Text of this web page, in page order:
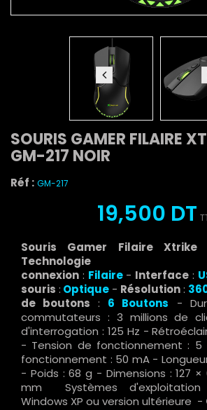
SOURIS GAMER FILAIRE
GM-217 NOIR
Réf : GM-217
19,500 DT
Souris Gamer Filaire Xtrike
connexion : Filaire - Interface :
souris : Optique - Résolution:
de boutons : 6 Boutons
-
commutateurs : 3 millions de
d'interrogation : 125 Hz -
- Tension de fonctionnement :
fonctionnement : 50 mA -
- Poids : 68 g - Dimensions : 127
mm Systèmes d'exploitation
Windows XP ou version ultérieure -